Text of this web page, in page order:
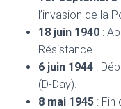
l’invasion de la
18 juin 1940 :
Résistance.
6 juin 1944 :
(D-Day).
8 mai 1945 : Fin